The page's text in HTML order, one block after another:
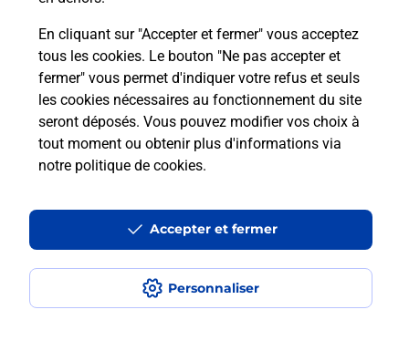
En cliquant sur "Accepter et fermer" vous acceptez
tous les cookies. Le bouton "Ne pas accepter et
fermer" vous permet d'indiquer votre refus et seuls
les cookies nécessaires au fonctionnement du site
seront déposés. Vous pouvez modifier vos choix à
tout moment ou obtenir plus d'informations via
notre politique de cookies.
Personnaliser
Accepter et fermer
ST PARRES LES VAUDES
SAINT PARRES LES VAUDES
Accessibilité : partiellement conforme
Conditions contractuelles
Mentions légales